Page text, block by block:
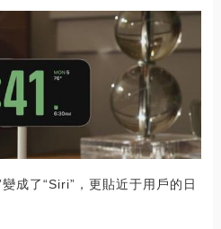
成了“Siri”，更貼近于用戶的日